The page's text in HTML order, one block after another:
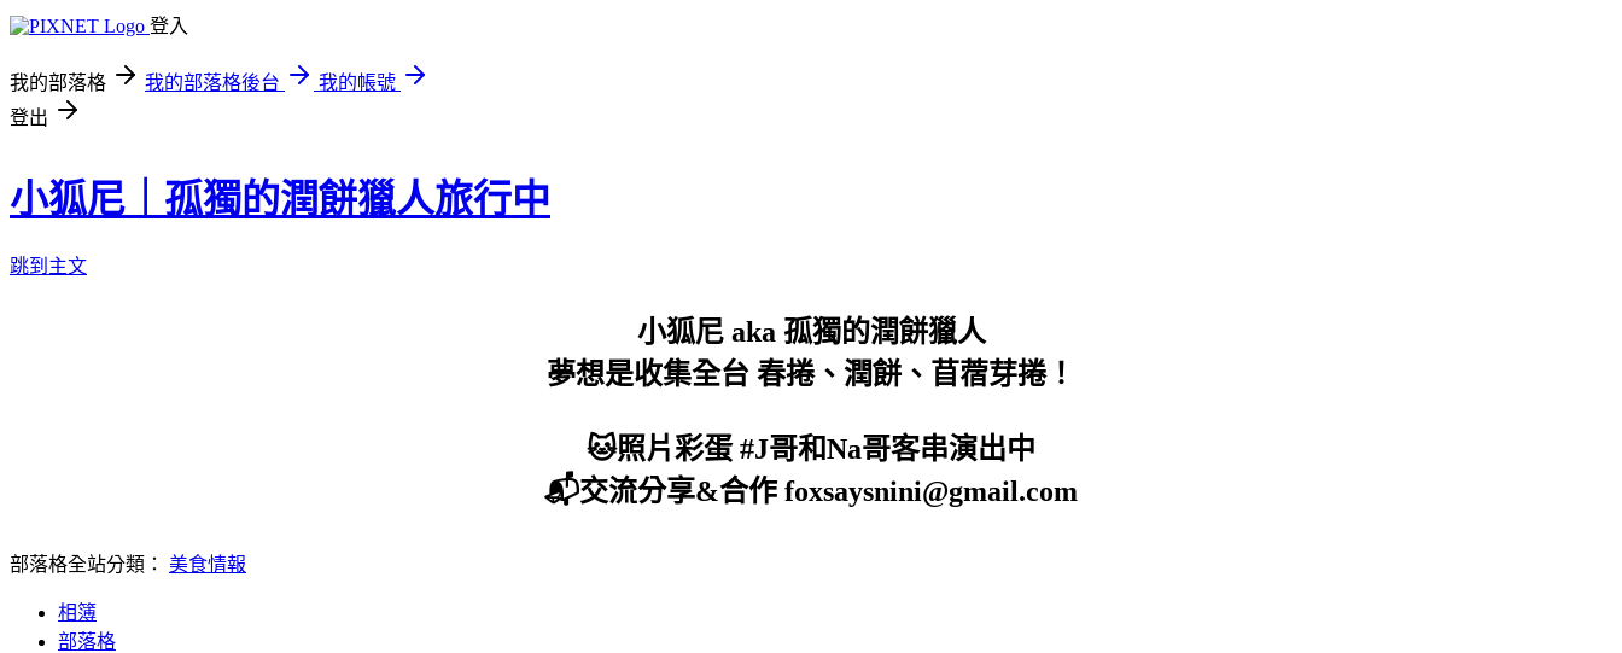
登入
我的部落格 我的部落格後台
我的帳號
登出
小狐尼｜孤獨的潤餅獵人旅行中
跳到主文
小狐尼 aka 孤獨的潤餅獵人
夢想是收集全台 春捲、潤餅、苜蓿芽捲！
🐱照片彩蛋 #J哥和Na哥客串演出中
📬交流分享&合作 foxsaysnini@gmail.com
部落格全站分類： 美食情報
相簿
部落格